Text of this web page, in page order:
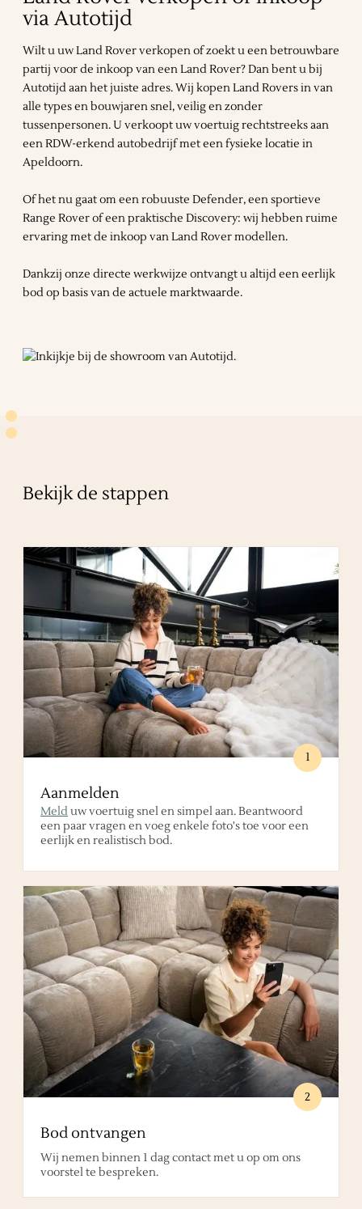
via Autotijd
Wilt u uw Land Rover verkopen of zoekt u een betrouwbare
partij voor de inkoop van een Land Rover? Dan bent u bij
Autotijd aan het juiste adres. Wij kopen Land Rovers in van
alle types en bouwjaren snel, veilig en zonder
tussenpersonen. U verkoopt uw voertuig rechtstreeks aan
een RDW-erkend autobedrijf met een fysieke locatie in
Apeldoorn.
Of het nu gaat om een robuuste Defender, een sportieve
Range Rover of een praktische Discovery: wij hebben ruime
ervaring met de inkoop van Land Rover modellen.
Dankzij onze directe werkwijze ontvangt u altijd een eerlijk
bod op basis van de actuele marktwaarde.
Bekijk de stappen
1
Aanmelden
Melduw voertuig snel en simpel aan. Beantwoord
een paar vragen en voeg enkele foto's toe voor een
eerlijk en realistisch bod.
2
Bod ontvangen
Wij nemen binnen 1 dag contact met u op om ons
voorstel te bespreken.